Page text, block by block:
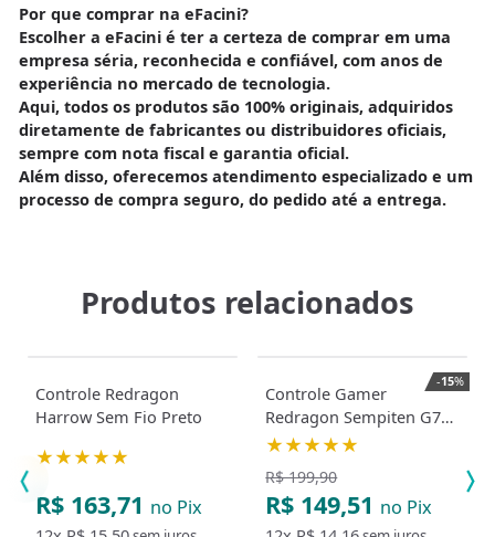
Por que comprar na eFacini?
Escolher a eFacinié ter a certeza de comprar em uma
empresa séria, reconhecida e confiável, com anos de
experiência no mercado de tecnologia.
Aqui, todos os produtos são 100% originais, adquiridos
diretamente de fabricantes ou distribuidores oficiais,
sempre com nota fiscal e garantia oficial.
Além disso, oferecemos atendimento especializadoe um
processo de compra seguro, do pedido até a entrega.
Produtos relacionados
Controle Redragon
Harrow Sem Fio Preto
★★★★★
R$ 163,71 no Pix
-15%
Controle Gamer
Redragon Sempiten G712
Suporte para Celular
★★★★★
R$ 199,90
R$ 149,51 no Pix